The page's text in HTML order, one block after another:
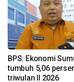
BPS: Ekonomi
tumbuh 5,06
triwulan II 2026